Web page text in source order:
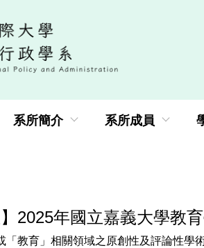
系所簡介 系所成員
】2025年國立嘉義大學教
教育」相關領域之原創性及評論性學術